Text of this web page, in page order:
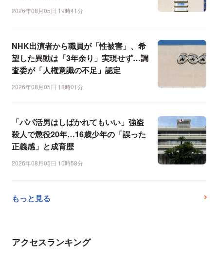
2026年08月05日 19時41分
NHK出演者から職員が「性被害」、希
望した異動は「3年余り」実現せず…調
査委が「人権意識の不足」認定
2026年08月05日 18時01分
「パパ活男はしばかれてもいい」強盗
殺人で懲役20年…16歳少年の「誤った
正義感」と成育歴
2026年08月05日 10時58分
もっと見る
アクセスランキング